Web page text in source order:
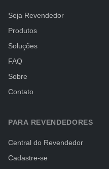
Seja Revendedor
Produtos
Soluções
FAQ
Sobre
Contato
PARA REVENDEDORES
Central do Revendedor
Cadastre-se